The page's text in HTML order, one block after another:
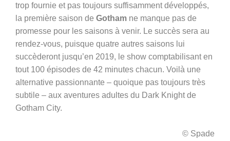
trop fournie et pas toujours suffisamment développés,
la première saison de Gotham ne manque pas de
promesse pour les saisons à venir. Le succès sera au
rendez-vous, puisque quatre autres saisons lui
succèderont jusqu’en 2019, le show comptabilisant en
tout 100 épisodes de 42 minutes chacun. Voilà une
alternative passionnante – quoique pas toujours très
subtile – aux aventures adultes du Dark Knight de
Gotham City.
© Spade